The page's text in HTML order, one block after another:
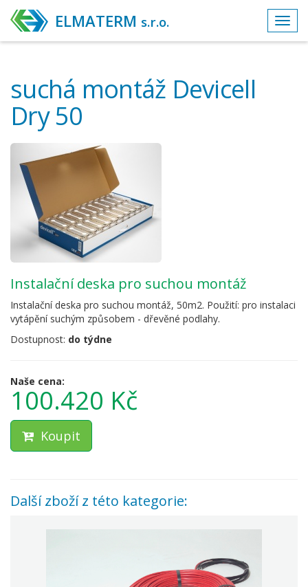
ELMATERM s.r.o.
suchá montáž Devicell
Dry 50
instalační deska pro suchou montáž
Instalační deska pro suchou montáž, 50m2. Použití: pro instalaci
vytápění suchým způsobem - dřevěné podlahy.
Dostupnost: do týdne
Naše cena:
100.420 Kč
Koupit
Další zboží z této kategorie: